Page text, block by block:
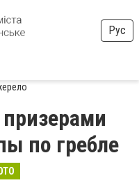
Рус
по гребле